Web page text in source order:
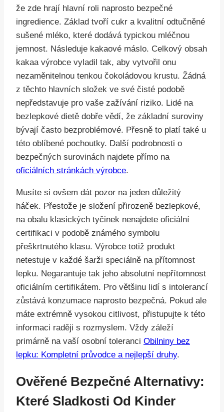
že zde hrají hlavní roli naprosto bezpečné
ingredience. Základ tvoří cukr a kvalitní odtučněné
sušené mléko, které dodává typickou mléčnou
jemnost. Následuje kakaové máslo. Celkový obsah
kakaa výrobce vyladil tak, aby vytvořil onu
nezaměnitelnou tenkou čokoládovou krustu. Žádná
z těchto hlavních složek ve své čisté podobě
nepředstavuje pro vaše zažívání riziko. Lidé na
bezlepkové dietě dobře vědí, že základní suroviny
bývají často bezproblémové. Přesně to platí také u
této oblíbené pochoutky. Další podrobnosti o
bezpečných surovinách najdete přímo na
oficiálních stránkách výrobce.
Musíte si ovšem dát pozor na jeden důležitý
háček. Přestože je složení přirozeně bezlepkové,
na obalu klasických tyčinek nenajdete oficiální
certifikaci v podobě známého symbolu
přeškrtnutého klasu. Výrobce totiž produkt
netestuje v každé šarži speciálně na přítomnost
lepku. Negarantuje tak jeho absolutní nepřítomnost
oficiálním certifikátem. Pro většinu lidí s intolerancí
zůstává konzumace naprosto bezpečná. Pokud ale
máte extrémně vysokou citlivost, přistupujte k této
informaci raději s rozmyslem. Vždy záleží
primárně na vaší osobní toleranci Obilniny bez
lepku: Kompletní průvodce a nejlepší druhy.
Ověřené Bezpečné Alternativy:
Které Sladkosti Od Kinder